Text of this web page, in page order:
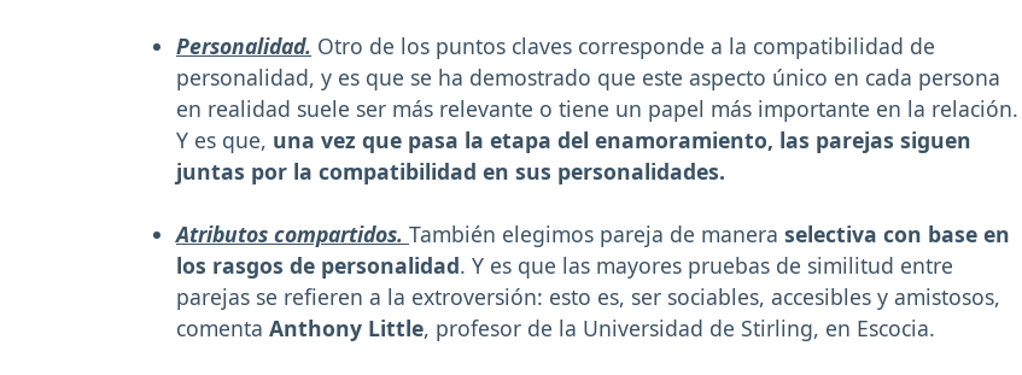
Personalidad. Otro de los puntos claves corresponde a la compatibilidad de
personalidad, y es que se ha demostrado que este aspecto único en cada persona
en realidad suele ser más relevante o tiene un papel más importante en la relación.
Y es que, una vez que pasa la etapa del enamoramiento, las parejas siguen
juntas por la compatibilidad en sus personalidades.
Atributos compartidos. También elegimos pareja de manera selectiva con base en
los rasgos de personalidad. Y es que las mayores pruebas de similitud entre
parejas se refieren a la extroversión: esto es, ser sociables, accesibles y amistosos,
comenta Anthony Little, profesor de la Universidad de Stirling, en Escocia.